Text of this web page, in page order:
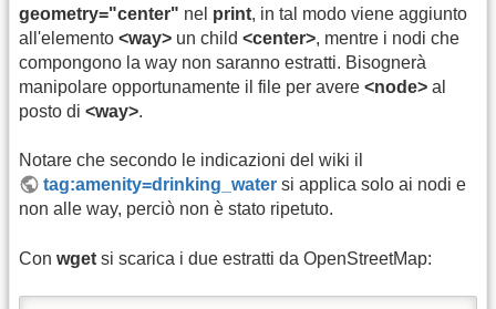
geometry="center" nel print, in tal modo viene aggiunto
all'elemento <way> un child <center>, mentre i nodi che
compongono la way non saranno estratti. Bisognerà
manipolare opportunamente il file per avere <node> al
posto di <way>.
Notare che secondo le indicazioni del wiki il
tag:amenity=drinking_water si applica solo ai nodi e
non alle way, perciò non è stato ripetuto.
Con wget si scarica i due estratti da OpenStreetMap: